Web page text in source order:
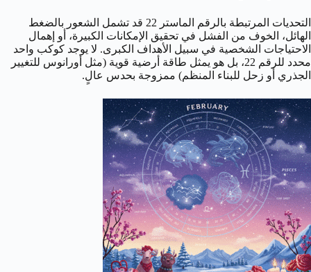
التحديات المرتبطة بالرقم الماستر 22 قد تشمل الشعور بالضغط
الهائل، الخوف من الفشل في تحقيق الإمكانات الكبيرة، أو إهمال
الاحتياجات الشخصية في سبيل الأهداف الكبرى. لا يوجد كوكب واحد
محدد للرقم 22، بل هو يمثل طاقة أرضية قوية (مثل أورانوس للتغيير
الجذري أو زحل للبناء المنظم) ممزوجة بحدس عالٍ.